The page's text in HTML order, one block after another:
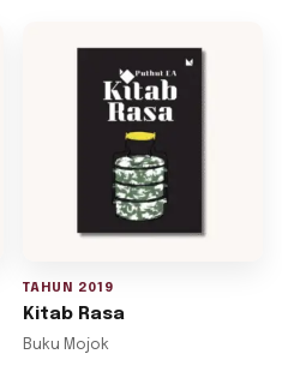
TAHUN 2019
Kitab Rasa
Buku Mojok